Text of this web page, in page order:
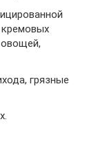
грязные